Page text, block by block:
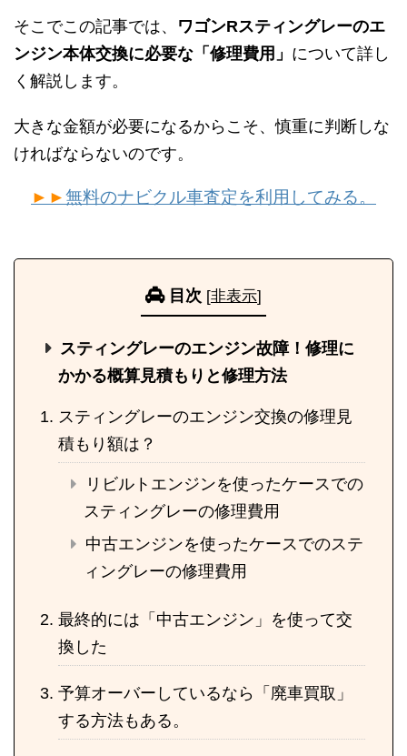
そこでこの記事では、 ワゴンRスティングレーのエ
ンジン本体交換に必要な「修理費用」 について詳し
く解説します。
大きな金額が必要になるからこそ、慎重に判断しな
ければならないのです。
►►無料のナビクル車査定を利用してみる。
目次 [非表示]
スティングレーのエンジン故障！修理に
かかる概算見積もりと修理方法
スティングレーのエンジン交換の修理見
積もり額は？
リビルトエンジンを使ったケースでの
スティングレーの修理費用
中古エンジンを使ったケースでのステ
ィングレーの修理費用
最終的には「中古エンジン」を使って交
換した
予算オーバーしているなら「廃車買取」
する方法もある。